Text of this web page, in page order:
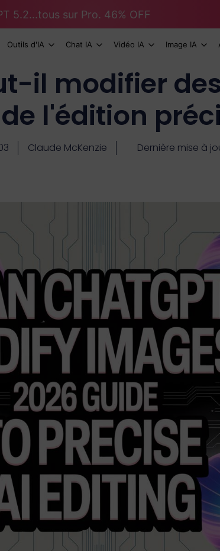
5.2...tous sur Pro. 46% OFF
Outils d'IA Chat IA Vidéo IA Image IA
il modifier
l'édition
Claude McKenzie Dernière mise à